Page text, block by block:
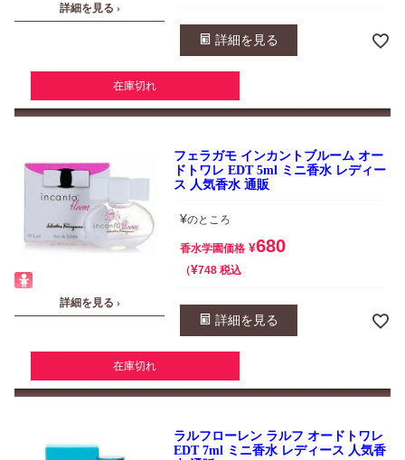
詳細を見る ›
詳細を見る
在庫切れ
詳細を見る ›
フェラガモ インカントブルーム オー
ドトワレ EDT 5ml ミニ香水 レディー
ス 人気香水 通販
¥のところ
香水学園価格 ¥680
¥748 税込
詳細を見る
在庫切れ
ラルフローレン ラルフ オードトワレ
EDT 7ml ミニ香水 レディース 人気香